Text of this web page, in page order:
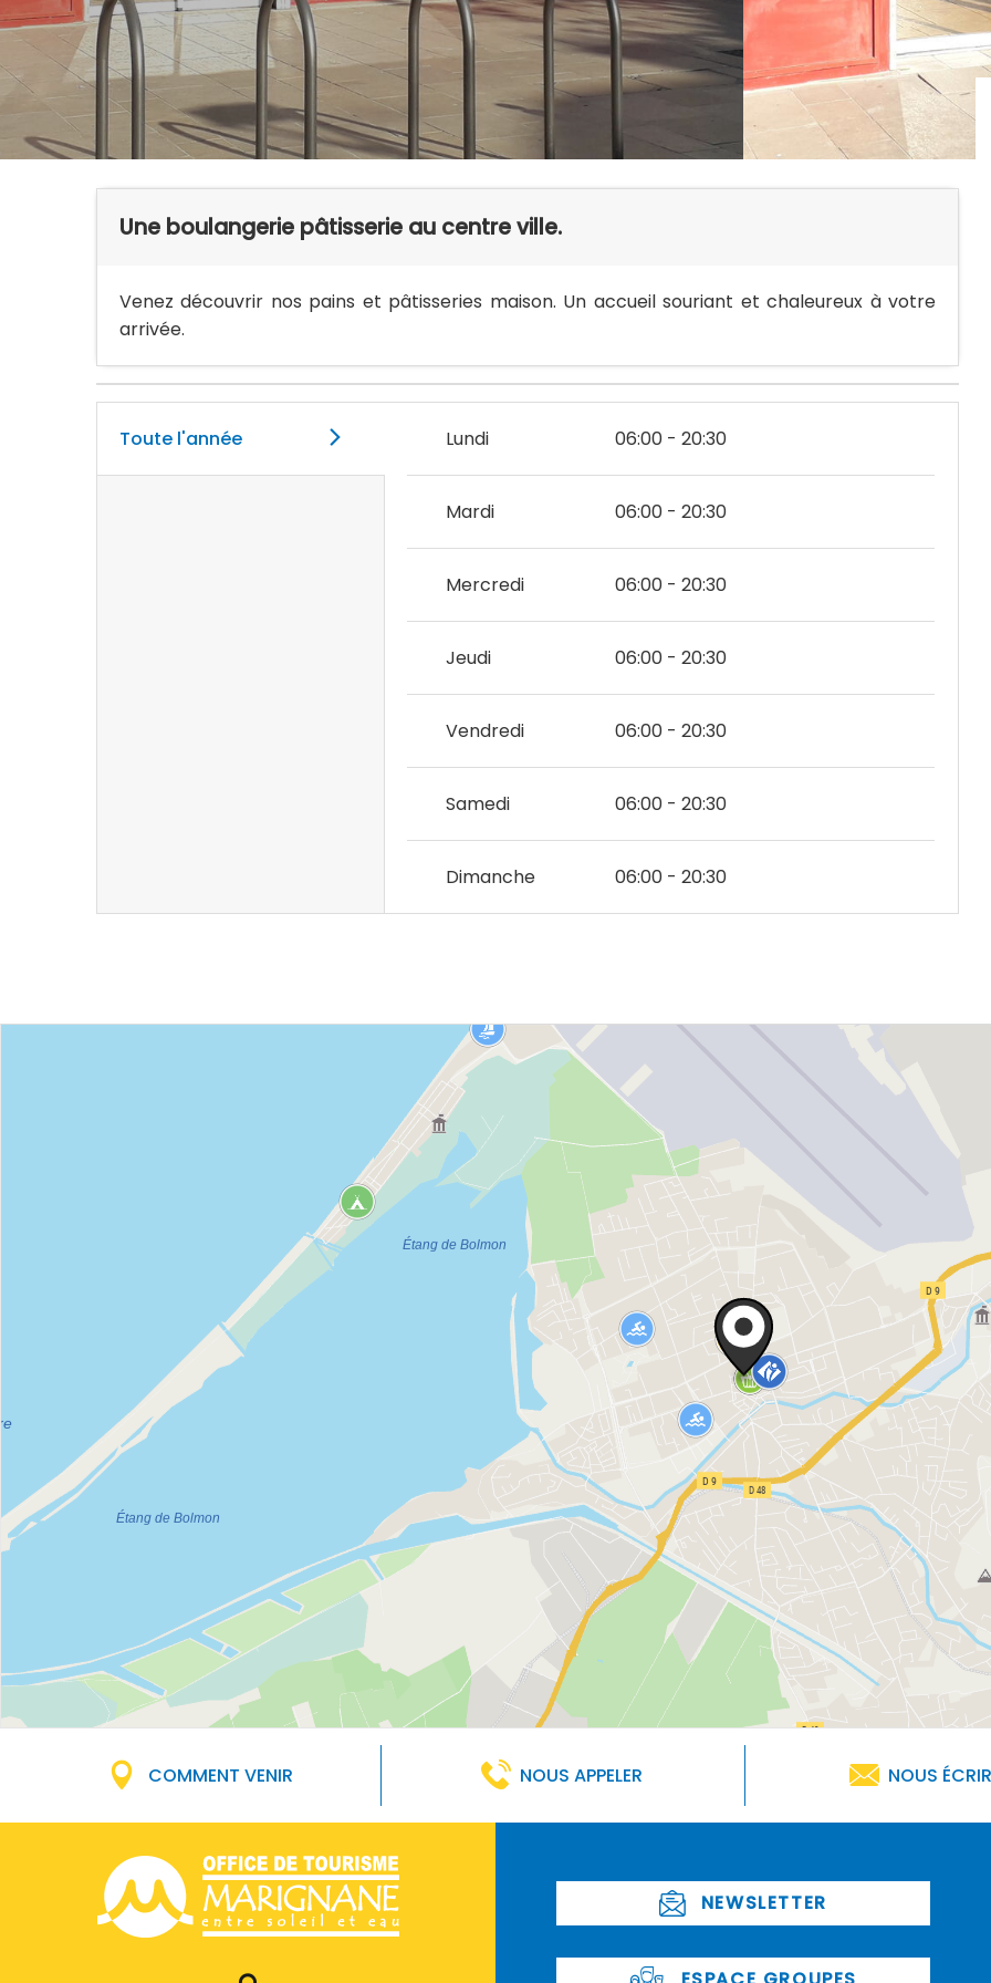
Une boulangerie pâtisserie au centre ville.
Venez découvrir nos pains et pâtisseries maison. Un accueil souriant et chaleureux à votre
arrivée.
Toute l'année Lundi 06:00 - 20:30
Mardi 06:00 - 20:30
Mercredi 06:00 - 20:30
Jeudi 06:00 - 20:30
Vendredi 06:00 - 20:30
Samedi 06:00 - 20:30
Dimanche 06:00 - 20:30
COMMENT VENIR NOUS APPELER NOUS
NEWSLETTER